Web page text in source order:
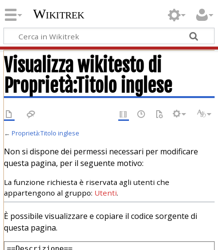
Wikitrek
Visualizza wikitesto di
Proprietà:Titolo inglese
← Proprietà:Titolo inglese
Non si dispone dei permessi necessari per modificare
questa pagina, per il seguente motivo:
La funzione richiesta è riservata agli utenti che
appartengono al gruppo: Utenti.
È possibile visualizzare e copiare il codice sorgente di
questa pagina.